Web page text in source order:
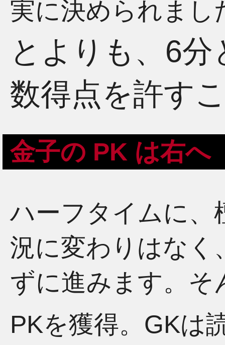
実に決められまし
とよりも、6
数得点を許す
金子の PK は右へ
ハーフタイムに、
況に変わりはなく
ずに進みます。そ
PKを獲得。GKは